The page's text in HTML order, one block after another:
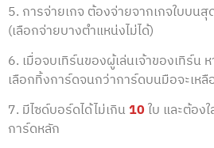
5. การจ่ายเกจ ต้องจ่ายจากเกจใบบนสุ
(เลือกจ่ายบางตำแหน่งไม่ได้)
6. เมื่อจบเทิร์นของผู้เล่นเจ้าของเทิร์น
เลือกทิ้งการ์ดจนกว่าการ์ดบนมือจะเหลื
7. มีไซด์บอร์ดได้ไม่เกิน10ใบ และต้อง
การ์ดหลัก